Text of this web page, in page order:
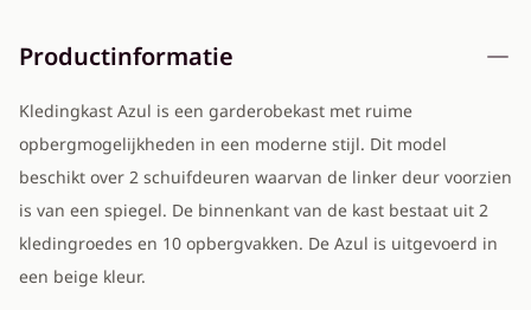
Productinformatie
Kledingkast Azul is een garderobekast met ruime
opbergmogelijkheden in een moderne stijl. Dit model
beschikt over 2 schuifdeuren waarvan de linker deur voorzien
is van een spiegel. De binnenkant van de kast bestaat uit 2
kledingroedes en 10 opbergvakken. De Azul is uitgevoerd in
een beige kleur.